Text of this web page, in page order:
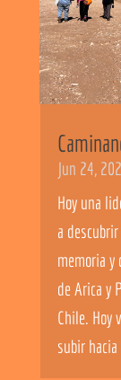
Jun 24,
Hoy una
a
memoria y
de Arica y
Chile. Hoy
subir